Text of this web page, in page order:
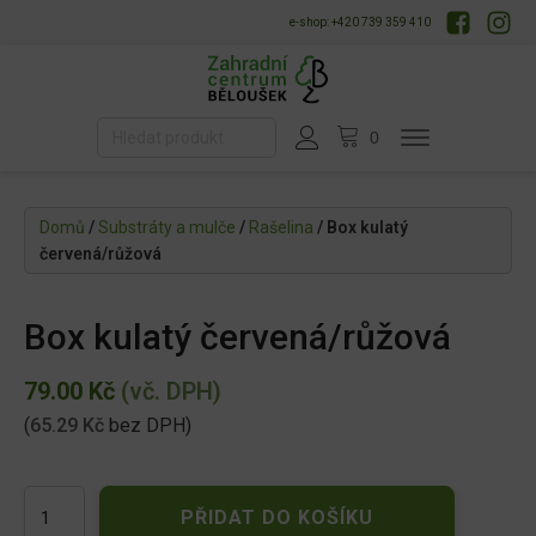
e-shop: +420 739 359 410
Domů /Substráty a mulče / Rašelina / Box kulatý
červená/růžová
Box kulatý červená/růžová
79.00 Kč (vč. DPH)
(65.29 Kč bez DPH)
kulatý
PŘIDAT DO KOŠÍKU